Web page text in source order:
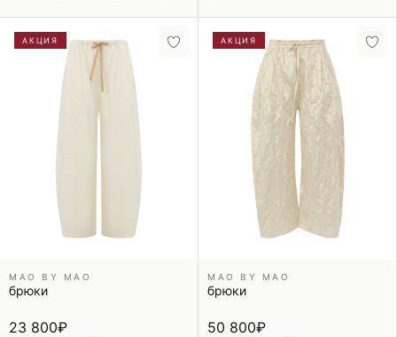
АКЦИЯ
MAO BY MAO
брюки
23 800₽
АКЦИЯ
MAO BY MAO
брюки
50 800₽